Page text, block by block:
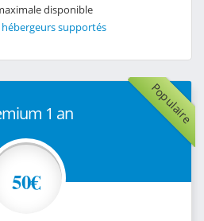
disponible
hébergeurs supportés
Populaire
1 an
50€